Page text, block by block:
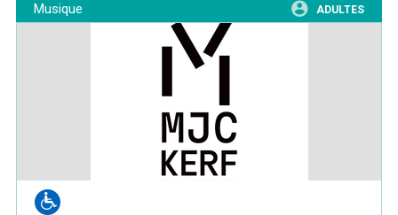
Musique ADULTES